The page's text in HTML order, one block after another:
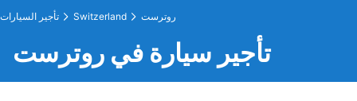
تأجير السيارات Switzerland روترست
تأجير سيارة في روترست